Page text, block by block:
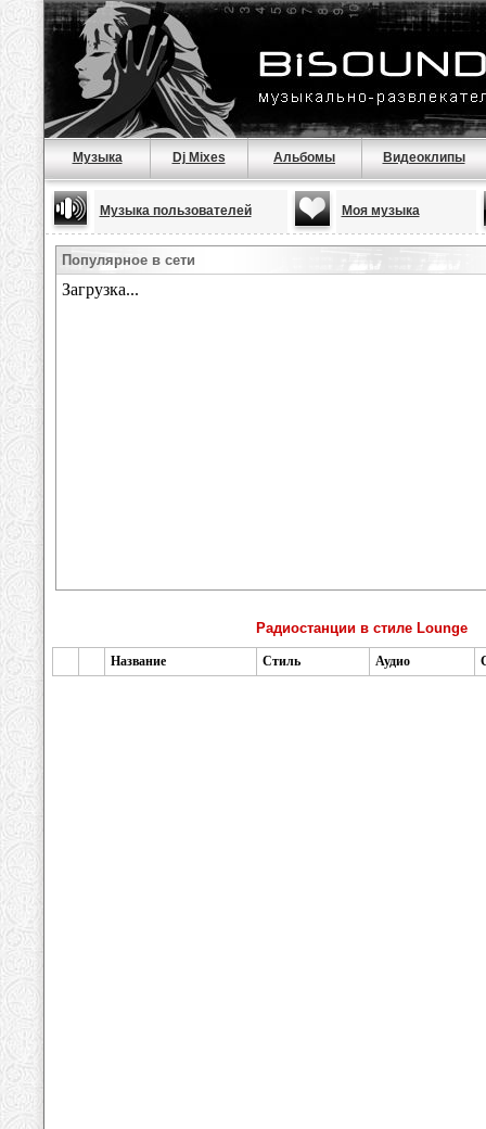
Музыка Dj Mixes Альбомы Видеоклипы
Музыка пользователей Моя музыка
Популярное в сети
Радиостанции в стиле Lounge
Название Стиль Аудио